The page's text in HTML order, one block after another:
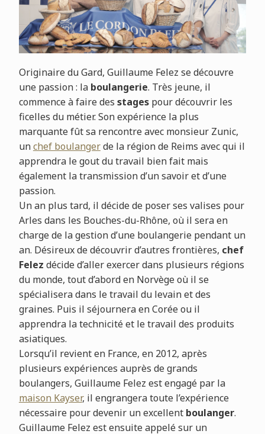
Originaire du Gard, Guillaume Felez se découvre
une passion : la boulangerie. Très jeune, il
commence à faire des stagespour découvrir les
ficelles du métier. Son expérience la plus
marquante fût sa rencontre avec monsieur Zunic,
unchef boulangerde la région de Reims avec qui il
apprendra le gout du travail bien fait mais
également la transmission d’un savoir et d’une
passion.
Un an plus tard, il décide de poser ses valises pour
Arles dans les Bouches-du-Rhône, où il sera en
charge de la gestion d’une boulangerie pendant un
an. Désireux de découvrir d’autres frontières, chef
Felez décide d’aller exercer dans plusieurs régions
du monde, tout d’abord en Norvège où il se
spécialisera dans le travail du levain et des
graines. Puis il séjournera en Corée ou il
apprendra la technicité et le travail des produits
asiatiques.
Lorsqu’il revient en France, en 2012, après
plusieurs expériences auprès de grands
boulangers, Guillaume Felez est engagé par la
maison Kayser, il engrangera toute l’expérience
nécessaire pour devenir un excellent boulanger.
Guillaume Felez est ensuite appelé sur un